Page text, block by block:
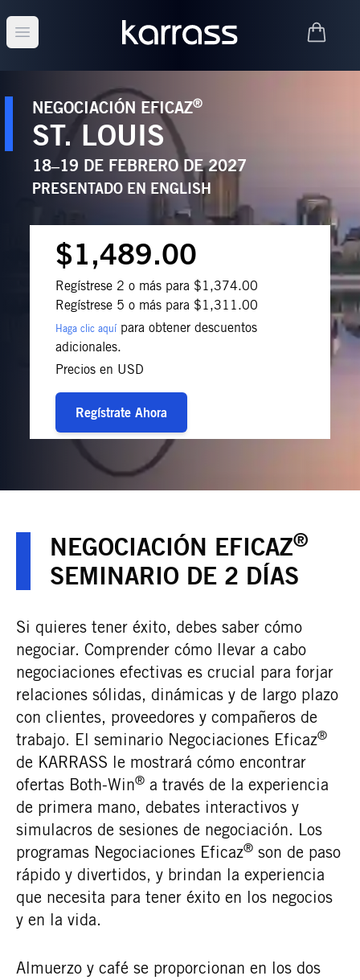
Open main menu
NEGOCIACIÓN EFICAZ®
ST. LOUIS
18–19 DE FEBRERO DE 2027
PRESENTADO EN ENGLISH
$1,489.00
Regístrese 2 o más para $1,374.00
Regístrese 5 o más para $1,311.00
Haga clic aquí para obtener descuentos
adicionales.
Precios en USD
Regístrate Ahora
NEGOCIACIÓN EFICAZ®
SEMINARIO DE 2 DÍAS
Si quieres tener éxito, debes saber cómo
negociar. Comprender cómo llevar a cabo
negociaciones efectivas es crucial para forjar
relaciones sólidas, dinámicas y de largo plazo
con clientes, proveedores y compañeros de
trabajo. El seminario Negociaciones Eficaz®
de KARRASS le mostrará cómo encontrar
ofertas Both-Win® a través de la experiencia
de primera mano, debates interactivos y
simulacros de sesiones de negociación. Los
programas Negociaciones Eficaz® son de paso
rápido y divertidos, y brindan la experiencia
que necesita para tener éxito en los negocios
y en la vida.
Almuerzo y café se proporcionan en los dos